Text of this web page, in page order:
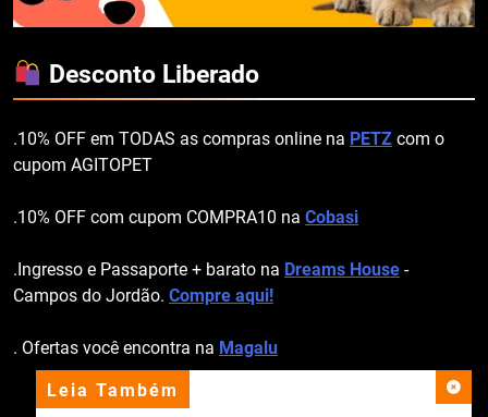
Leia Também
Desconto Liberado
.10% OFF em TODAS as compras online na PETZ com o
cupom AGITOPET
.10% OFF com cupom COMPRA10 na Cobasi
.Ingresso e Passaporte + barato na Dreams House -
Campos do Jordão. Compre aqui!
. Ofertas você encontra na Magalu
apoio institucional